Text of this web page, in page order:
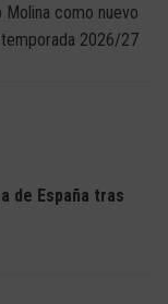
Molina como nuevo
2026/27
de España tras